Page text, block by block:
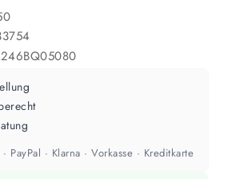
PayPal · Klarna · Vorkasse · Kreditkarte